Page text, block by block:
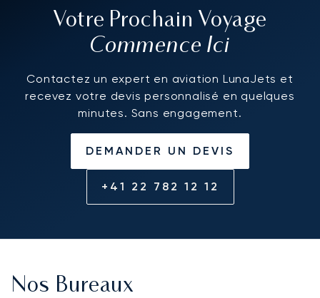
Votre Prochain Voyage
Commence Ici
Contactez un expert en aviation LunaJets et
recevez votre devis personnalisé en quelques
minutes. Sans engagement.
DEMANDER UN DEVIS
+41 22 782 12 12
Nos Bureaux